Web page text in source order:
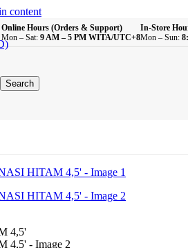
content
Online Hours (Orders & Support)
Mon – Sat: 9 AM – 5 PM WITA/UTC+8
In-Store
Mon – Sun:
Search